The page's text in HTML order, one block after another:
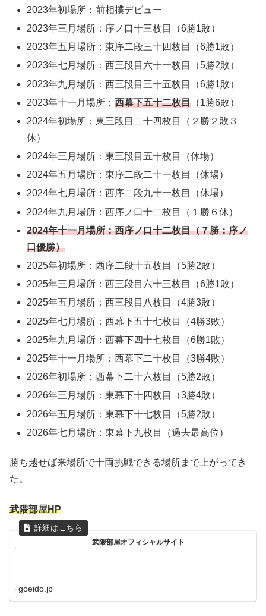
2023年初場所：前相撲デビュー
2023年三月場所：序ノ口十三枚目（6勝1敗）
2023年五月場所：東序二段三十四枚目（6勝1敗）
2023年七月場所：西三段目六十一枚目（5勝2敗）
2023年九月場所：西三段目三十五枚目（6勝1敗）
2023年十一月場所：西幕下五十二枚目 （1勝6敗）
2024年初場所：東三段目二十四枚目（２勝２敗３
休）
2024年三月場所：東三段目五十枚目（休場）
2024年五月場所：東序二段二十一枚目（休場）
2024年七月場所：西序二段九十一枚目（休場）
2024年九月場所：西序ノ口十二枚目（１勝６休）
2024年十一月場所：西序ノ口十二枚目（７勝：序ノ
口優勝）
2025年初場所：西序二段十五枚目（5勝2敗）
2025年三月場所：西三段目六十三枚目（6勝1敗）
2025年五月場所：西三段目八枚目（4勝3敗）
2025年七月場所：西幕下五十七枚目（4勝3敗）
2025年九月場所：西幕下四十七枚目（6勝1敗）
2025年十一月場所：西幕下二十枚目（3勝4敗）
2026年初場所：西幕下二十六枚目（5勝2敗）
2026年三月場所：東幕下十四枚目（3勝4敗）
2026年五月場所：東幕下十七枚目（5勝2敗）
2026年七月場所：東幕下九枚目（過去最高位）
勝ち越せば来場所で十両挑戦できる場所まで上がってき
た。
武隈部屋HP
武隈部屋オフィシャルサイト
goeido.jp